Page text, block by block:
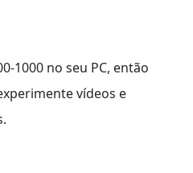
1000 no seu PC, então
vídeos e